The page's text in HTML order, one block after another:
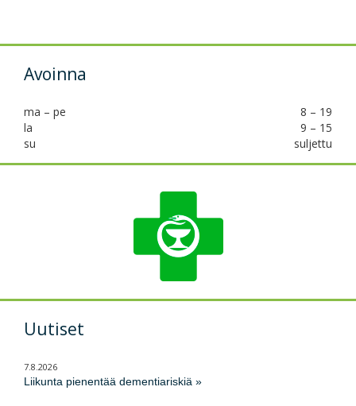
Avoinna
ma – pe
8 – 19
la
9 – 15
su
suljettu
Uutiset
7.8.2026
Liikunta pienentää dementiariskiä »